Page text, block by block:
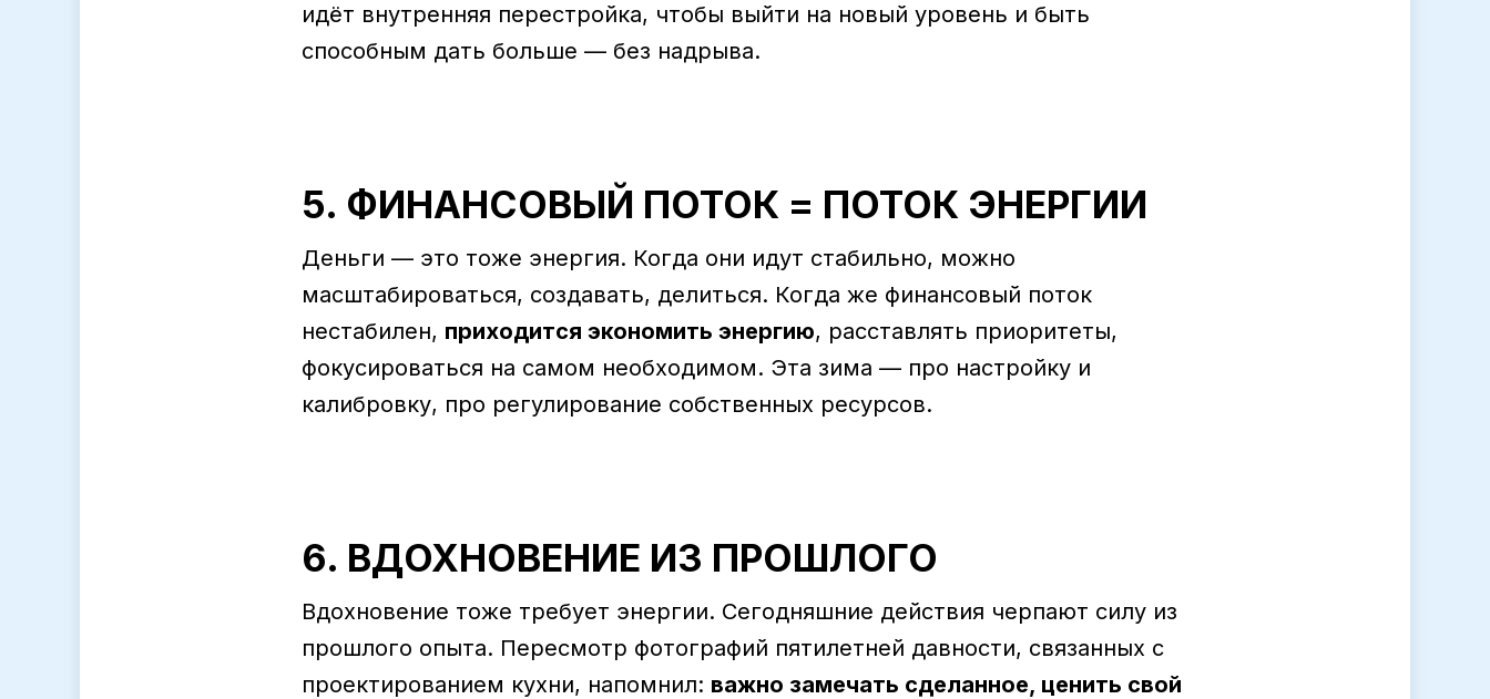
идёт внутренняя перестройка, чтобы выйти на новый уровень и быть
способным дать больше — без надрыва.
5. ФИНАНСОВЫЙ ПОТОК = ПОТОК ЭНЕРГИИ
Деньги — это тоже энергия. Когда они идут стабильно, можно
масштабироваться, создавать, делиться. Когда же финансовый поток
нестабилен, приходится экономить энергию, расставлять приоритеты,
фокусироваться на самом необходимом. Эта зима — про настройку и
калибровку, про регулирование собственных ресурсов.
6. ВДОХНОВЕНИЕ ИЗ ПРОШЛОГО
Вдохновение тоже требует энергии. Сегодняшние действия черпают силу из
прошлого опыта. Пересмотр фотографий пятилетней давности, связанных с
проектированием кухни, напомнил: важно замечать сделанное, ценить свой